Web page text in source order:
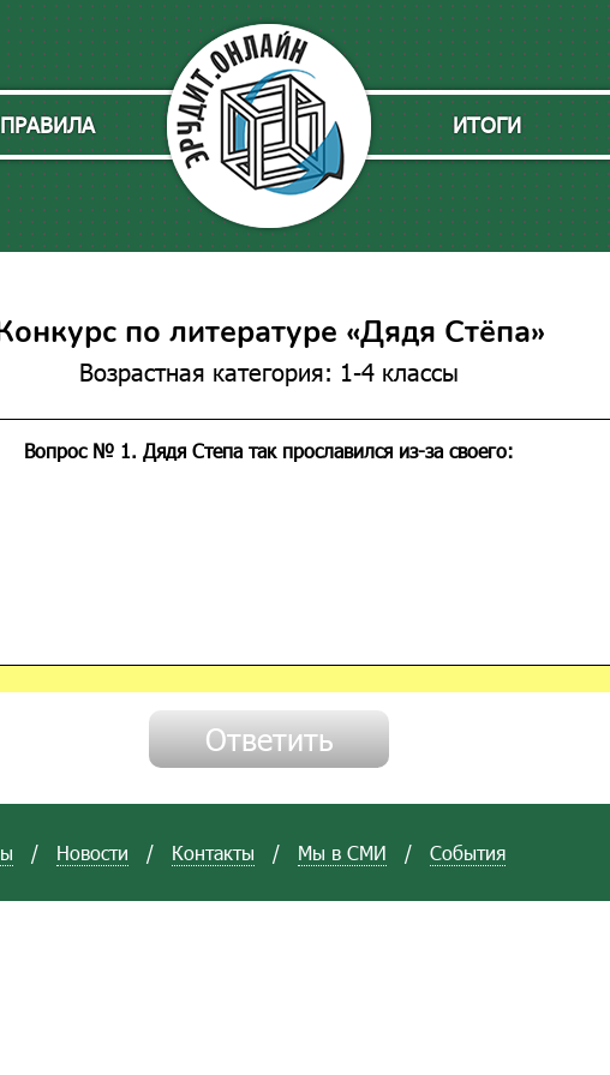
ПРАВИЛА ИТОГИ
по литературе «Дядя Стёпа»
Возрастная категория: 1-4 классы
Вопрос № 1. Дядя Степа так прославился из-за своего:
/ Новости / Контакты / Мы в СМИ / События